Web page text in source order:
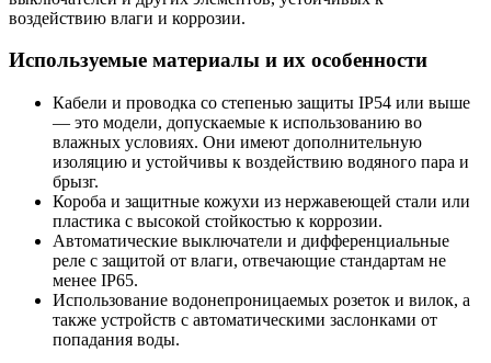
воздействию влаги и коррозии.
Используемые материалы и их особенности
Кабели и проводка со степенью защиты IP54 или выше
— это модели, допускаемые к использованию во
влажных условиях. Они имеют дополнительную
изоляцию и устойчивы к воздействию водяного пара и
брызг.
Короба и защитные кожухи из нержавеющей стали или
пластика с высокой стойкостью к коррозии.
Автоматические выключатели и дифференциальные
реле с защитой от влаги, отвечающие стандартам не
менее IP65.
Использование водонепроницаемых розеток и вилок, а
также устройств с автоматическими заслонками от
попадания воды.